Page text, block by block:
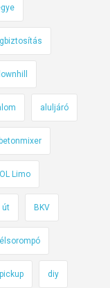
aluljáró
betonmixer
Limo
út BKV
pickup diy